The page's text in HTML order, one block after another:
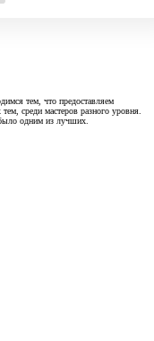
тем, что предоставляем
тем, среди мастеров разного уровня.
одним из лучших.